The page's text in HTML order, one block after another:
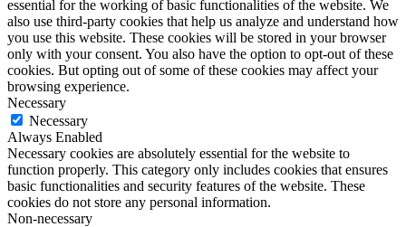
essential for the working of basic functionalities of the website. We
also use third-party cookies that help us analyze and understand how
you use this website. These cookies will be stored in your browser
only with your consent. You also have the option to opt-out of these
cookies. But opting out of some of these cookies may affect your
browsing experience.
Necessary
Necessary
Always Enabled
Necessary cookies are absolutely essential for the website to
function properly. This category only includes cookies that ensures
basic functionalities and security features of the website. These
cookies do not store any personal information.
Non-necessary